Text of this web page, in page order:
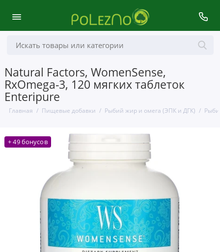
Natural Factors, WomenSense,
RxOmega-3, 120 мягких таблеток
Enteripure
Главная Пищевые добавки Рыбий жир и омега (ЭПК и ДГК)
+ 49 бонусов